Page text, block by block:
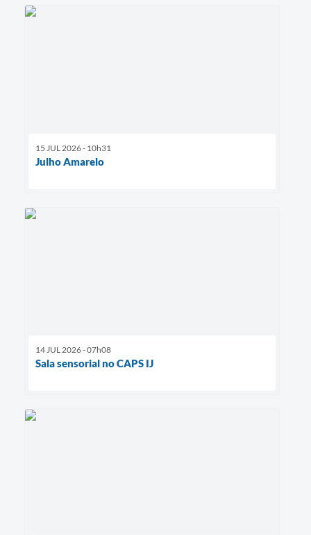
15 JUL 2026 - 10h31
Julho Amarelo
14 JUL 2026 - 07h08
Sala sensorial no CAPS IJ